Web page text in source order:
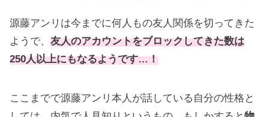
源藤アンリは今までに何人もの友人関係を切ってきた
ようで、友人のアカウントをブロックしてきた数は
250人以上にもなるようです…！
ここまでで源藤アンリ本人が話している自分の性格と